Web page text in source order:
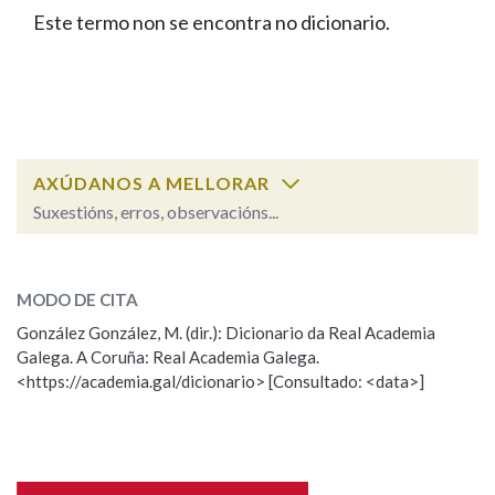
FIGURAS HOMENAXEADAS
PORTAL DAS PALABRAS
Facebook
TwitterYoutubeInstagram
Bluesky
BUSCAR NOS LEMAS
Remata por
BUSCAR NO CONTIDO
Nas definicións
Este termo non se encontra no dicionario.
AXÚDANOS A MELLORAR
Suxestións, erros, observacións...
Observación
Nome
MODO DE CITA
González González, M. (dir.): Dicionario da Real Academia
Galega. A Coruña: Real Academia Galega.
<https://academia.gal/dicionario> [Consultado: <data>]